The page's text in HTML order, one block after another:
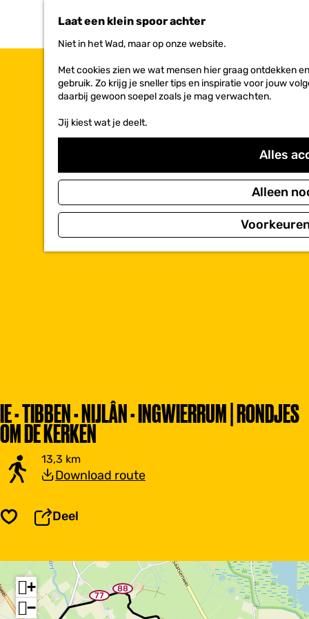
Laat een klein spoor achter
Niet in het Wad, maar op onze website.
Met cookies zien we wat mensen hier graag ontdekken
gebruik. Zo krijg je sneller tips en inspiratie voor jouw
daarbij gewoon soepel zoals je mag verwachten.
Jij kiest wat je deelt.
Alles
Alleen
r
IE - TIBBEN - NIJLÂN - INGWIERRUM | RONDJES
OM DE KERKEN
13,3 km
Download route
OpslaanDeel
w
a
77
w
y
88
+
−